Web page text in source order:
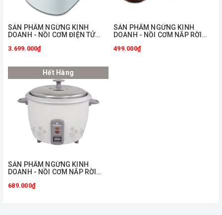
ㅤSẢN PHẨM NGỪNG KINH
DOANH - NỒI CƠM ĐIỆN TỬ
3.699.000₫
ㅤSẢN PHẨM NGỪNG KINH
DOANH - NỒI CƠM NẮP RỜI
499.000₫
Hết Hàng
ㅤSẢN PHẨM NGỪNG KINH
DOANH - NỒI CƠM NẮP RỜI
689.000₫